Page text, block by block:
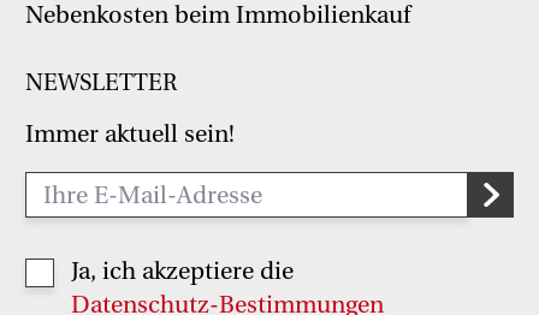
Nebenkosten beim Immobilienkauf
NEWSLETTER
Immer aktuell sein!
Ja, ich akzeptiere die
Datenschutz-Bestimmungen